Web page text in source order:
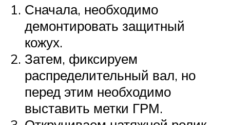
Сначала, необходимо
демонтировать защитный
кожух.
Затем, фиксируем
распределительный вал, но
перед этим необходимо
выставить метки ГРМ.